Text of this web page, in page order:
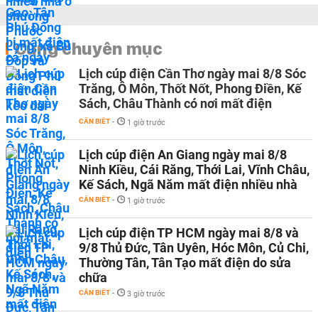
Cùng chuyên mục
Lịch cúp điện Cần Thơ ngày mai 8/8 Sóc
Trăng, Ô Môn, Thốt Nốt, Phong Điền, Kế
Sách, Châu Thành có nơi mất điện
CẦN BIẾT - 1 giờ trước
Lịch cúp điện An Giang ngày mai 8/8
Ninh Kiều, Cái Răng, Thới Lai, Vĩnh Châu,
Kế Sách, Ngã Năm mất điện nhiều nhà
CẦN BIẾT - 1 giờ trước
Lịch cúp điện TP HCM ngày mai 8/8 và
9/8 Thủ Đức, Tân Uyên, Hóc Môn, Củ Chi,
Thường Tân, Tân Tạo mất điện do sửa
chữa
CẦN BIẾT - 3 giờ trước